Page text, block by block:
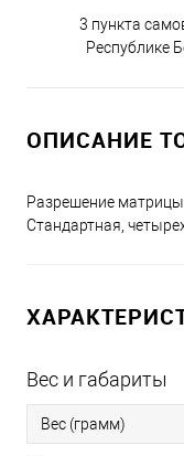
3 пункта
Республике
ОПИСАНИЕ
Разрешение
Стандартная,
Вес и габариты
Вес (грамм)